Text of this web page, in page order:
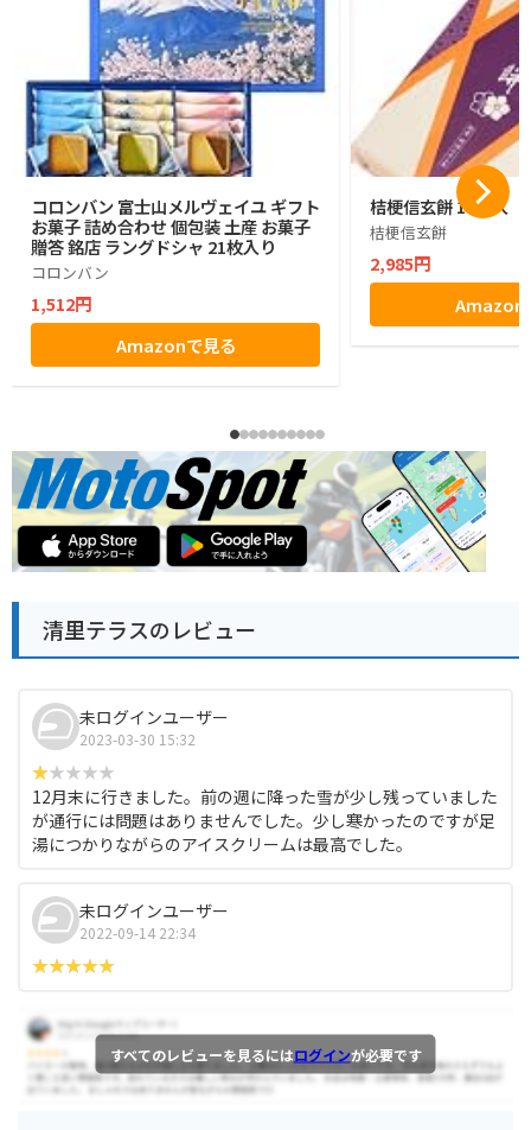
コロンバン 富士山メルヴェイユ ギフト
お菓子 詰め合わせ 個包装 土産 お菓子
贈答 銘店 ラングドシャ 21枚入り
コロンバン
1,512円
Amazonで見る
桔梗信玄餅 10個入
桔梗信玄餅
2,985円
Amazon
清里テラスのレビュー
未ログインユーザー
2023-03-30 15:32
12月末に行きました。前の週に降った雪が少し残っていました
が通行には問題はありませんでした。少し寒かったのですが足
湯につかりながらのアイスクリームは最高でした。
未ログインユーザー
2022-09-14 22:34
すべてのレビューを見るにはログインが必要です